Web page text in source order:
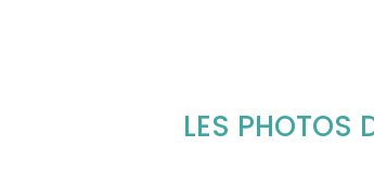
LES PHOTOS